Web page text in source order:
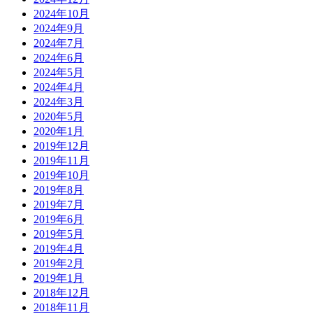
2024年10月
2024年9月
2024年7月
2024年6月
2024年5月
2024年4月
2024年3月
2020年5月
2020年1月
2019年12月
2019年11月
2019年10月
2019年8月
2019年7月
2019年6月
2019年5月
2019年4月
2019年2月
2019年1月
2018年12月
2018年11月